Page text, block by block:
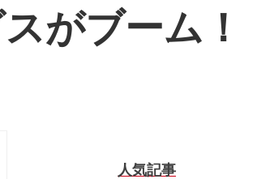
がブーム！
人気記事